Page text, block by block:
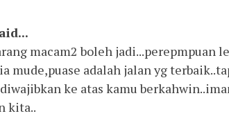
macam2 boleh jadi...perepmpuan
mude,puase adalah jalan yg
ke atas kamu
kita..